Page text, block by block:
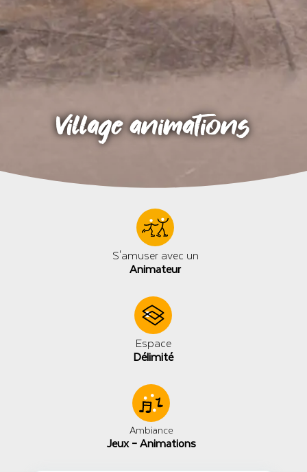
Village animations
S'amuser avec un
Animateur
Espace
Délimité
Ambiance
Jeux – Animations